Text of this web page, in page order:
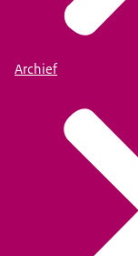
Archief